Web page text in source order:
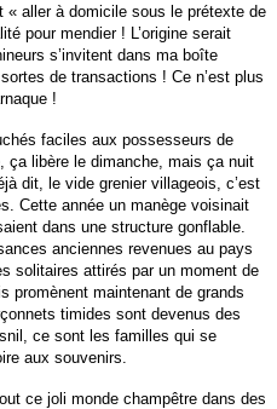
aller à domicile sous le prétexte de
pour mendier ! L’origine serait
s’invitent dans ma boîte
de transactions ! Ce n’est plus
!
faciles aux possesseurs de
ça libère le dimanche, mais ça nuit
dit, le vide grenier villageois, c’est
Cette année un manège voisinait
dans une structure gonflable.
anciennes revenues au pays
solitaires attirés par un moment de
promènent maintenant de grands
timides sont devenus des
ce sont les familles qui se
aux souvenirs.
ce joli monde champêtre dans des